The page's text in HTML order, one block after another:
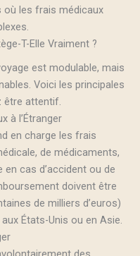
où les frais médicaux
T-Elle Vraiment ?
est modulable, mais
Voici les principales
être attentif.
à l’Étranger
en charge les frais
de médicaments,
cas d’accident ou de
doivent être
de milliers d’euros)
États-Unis ou en Asie.